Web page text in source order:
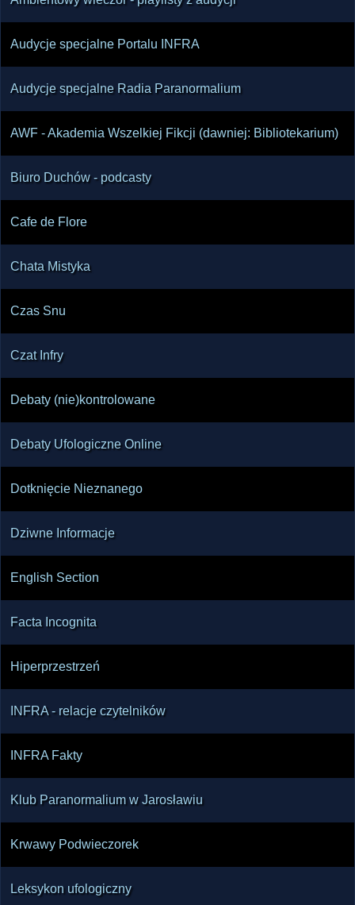
Audycje specjalne Portalu INFRA
Audycje specjalne Radia Paranormalium
AWF - Akademia Wszelkiej Fikcji (dawniej: Bibliotekarium)
Biuro Duchów - podcasty
Cafe de Flore
Chata Mistyka
Czas Snu
Czat Infry
Debaty (nie)kontrolowane
Debaty Ufologiczne Online
Dotknięcie Nieznanego
Dziwne Informacje
English Section
Facta Incognita
Hiperprzestrzeń
INFRA - relacje czytelników
INFRA Fakty
Klub Paranormalium w Jarosławiu
Krwawy Podwieczorek
Leksykon ufologiczny